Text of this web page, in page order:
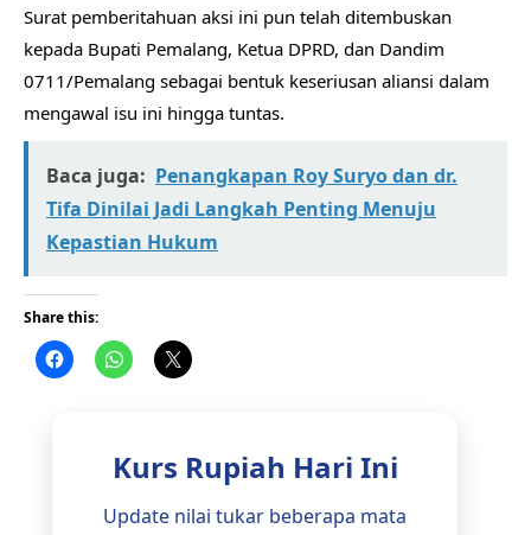
Surat pemberitahuan aksi ini pun telah ditembuskan
kepada Bupati Pemalang, Ketua DPRD, dan Dandim
0711/Pemalang sebagai bentuk keseriusan aliansi dalam
mengawal isu ini hingga tuntas.
Baca juga: Penangkapan Roy Suryo dan dr.
Tifa Dinilai Jadi Langkah Penting Menuju
Kepastian Hukum
Share this:
Kurs Rupiah Hari Ini
Update nilai tukar beberapa mata